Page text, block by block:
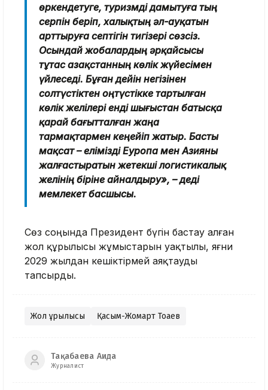
өркендетуге, туризмді дамытуға тың
серпін беріп, халықтың әл-ауқатын
арттыруға септігін тигізері сөзсіз.
Осындай жобалардың әрқайсысы
тұтас Қазақстанның көлік жүйесімен
үйлеседі. Бұған дейін негізінен
солтүстіктен оңтүстікке тартылған
көлік желілері енді шығыстан батысқа
қарай бағытталған жаңа
тармақтармен кеңейіп жатыр. Басты
мақсат – елімізді Еуропа мен Азияны
жалғастыратын жетекші логистикалық
желінің біріне айналдыру», – деді
мемлекет басшысы.
Сөз соңында Президент бүгін бастау алған
жол құрылысы жұмыстарын уақтылы, яғни
2029 жылдан кешіктірмей аяқтауды
тапсырды.
Жол құрылысы Қасым-Жомарт Тоқаев
Тақабаева Аида
Журналист